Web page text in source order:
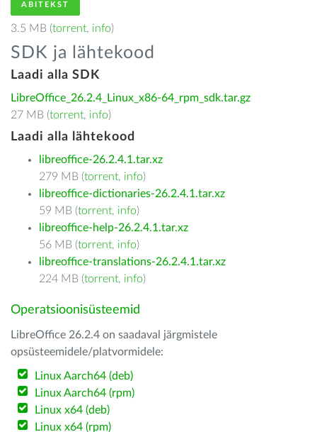
ABITEKST
3.5 MB (torrent, info)
SDK ja lähtekood
Laadi alla SDK
LibreOffice_26.2.4_Linux_x86-64_rpm_sdk.tar.gz
27 MB (torrent, info)
Laadi alla lähtekood
libreoffice-26.2.4.1.tar.xz
279 MB (torrent, info)
libreoffice-dictionaries-26.2.4.1.tar.xz
59 MB (torrent, info)
libreoffice-help-26.2.4.1.tar.xz
56 MB (torrent, info)
libreoffice-translations-26.2.4.1.tar.xz
224 MB (torrent, info)
Operatsioonisüsteemid
LibreOffice 26.2.4 on saadaval järgmistele
opsüsteemidele/platvormidele:
Linux Aarch64 (deb)
Linux Aarch64 (rpm)
Linux x64 (deb)
Linux x64 (rpm)